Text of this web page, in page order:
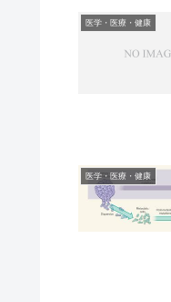
医学・医療・健康
医学・医療・健康